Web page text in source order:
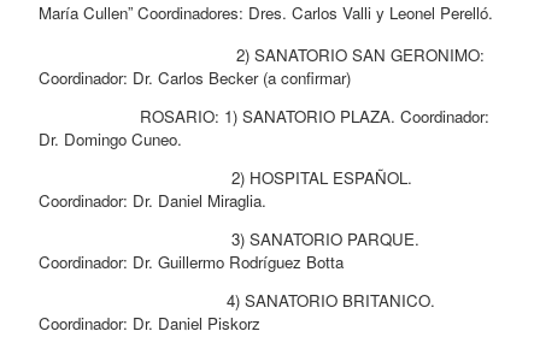
María Cullen” Coordinadores: Dres. Carlos Valli y Leonel Perelló.
2) SANATORIO SAN GERONIMO:
Coordinador: Dr. Carlos Becker (a confirmar)
ROSARIO: 1) SANATORIO PLAZA. Coordinador:
Dr. Domingo Cuneo.
2) HOSPITAL ESPAÑOL.
Coordinador: Dr. Daniel Miraglia.
3) SANATORIO PARQUE.
Coordinador: Dr. Guillermo Rodríguez Botta
4) SANATORIO BRITANICO.
Coordinador: Dr. Daniel Piskorz